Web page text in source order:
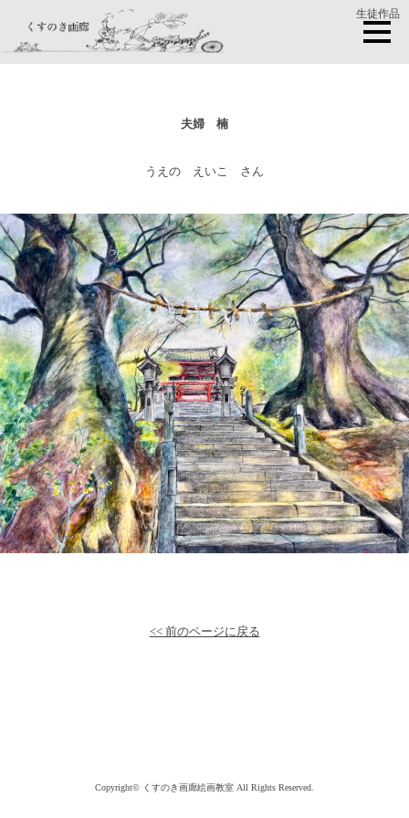
生徒作品
夫婦 楠
うえの えいこ さん
<< 前のページに戻る
Copyright© くすのき画廊絵画教室 All Rights Reserved.